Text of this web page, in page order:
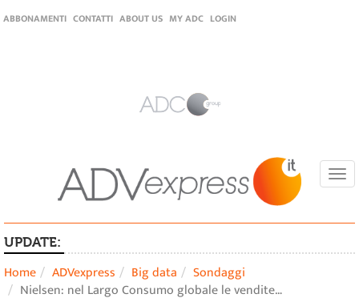
ABBONAMENTI CONTATTI ABOUT US MY ADC LOGIN
UPDATE:
Home ADVexpress Big data
Sondaggi
Nielsen: nel Largo Consumo globale le vendite…